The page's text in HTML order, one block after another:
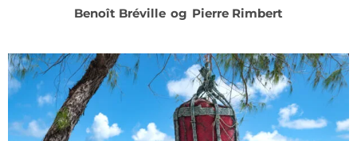
Benoît Bréville og Pierre Rimbert